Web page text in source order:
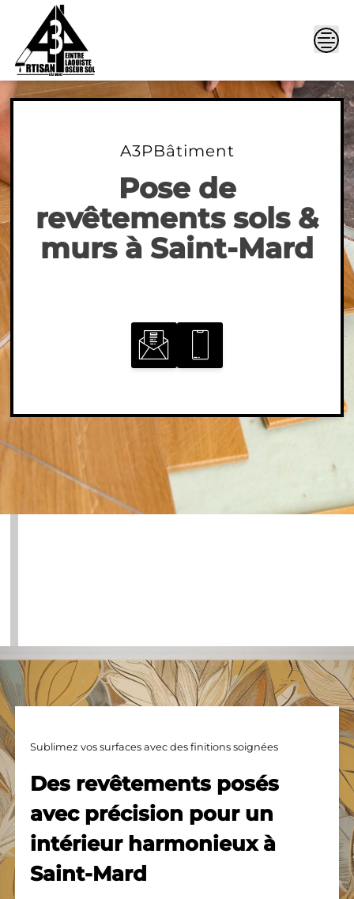
A3PBâtiment
Pose de
revêtements sols &
murs à Saint-Mard
Sublimez vos surfaces avec des finitions soignées
Des revêtements posés
avec précision pour un
intérieur harmonieux à
Saint-Mard